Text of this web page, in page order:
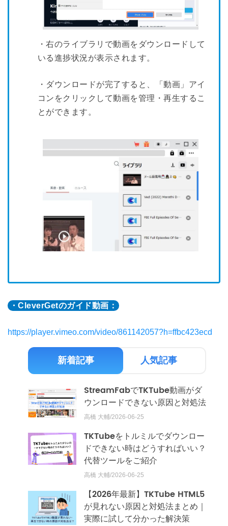
・右のライブラリで動画をダウンロードして
いる進捗状況が表示されます。
・ダウンロードが完了すると、「動画」アイ
コンをクリックして動画を管理・再生するこ
とができます。
・CleverGetのガイド動画：
https://player.vimeo.com/video/861142057?h=ffbc423ecd
新着記事 人気記事
StreamFabでTKTube動画がダ
ウンロードできない原因と対処法
高橋 大輔/2026-06-25
TKTubeをトルミルでダウンロー
ドできない時はどうすればいい？
代替ツールをご紹介
高橋 大輔/2026-06-25
【2026年最新】TKTube HTML5
が見れない原因と対処法まとめ｜
実際に試して分かった解決策